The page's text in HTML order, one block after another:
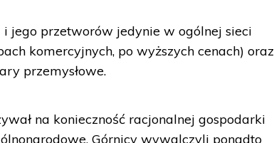
jego przetworów jedynie w ogólnej sieci
komercyjnych, po wyższych cenach) oraz
przemysłowe.
na konieczność racjonalnej gospodarki
Górnicy wywalczyli ponadto